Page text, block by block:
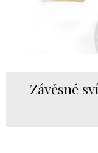
Závěsné